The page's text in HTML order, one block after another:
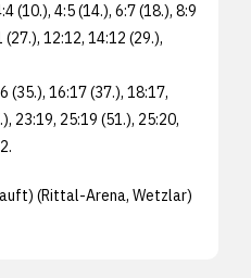
(10.), 4:5 (14.), 6:7 (18.), 8:9
12:12, 14:12 (29.),
(35.), 16:17 (37.), 18:17,
23:19, 25:19 (51.), 25:20,
(Rittal-Arena, Wetzlar)